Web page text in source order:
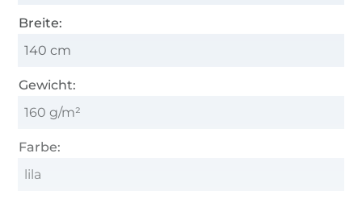
Breite:
140 cm
Gewicht:
160 g/m²
Farbe:
lila